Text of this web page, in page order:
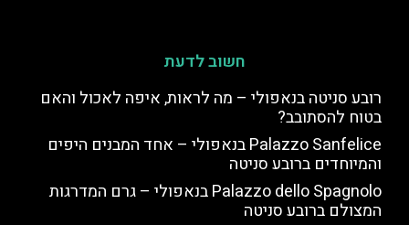
חשוב לדעת
רובע סניטה בנאפולי – מה לראות, איפה לאכול והאם
בטוח להסתובב?
Palazzo Sanfelice בנאפולי – אחד המבנים היפים
והמיוחדים ברובע סניטה
Palazzo dello Spagnolo בנאפולי – גרם המדרגות
המצולם ברובע סניטה